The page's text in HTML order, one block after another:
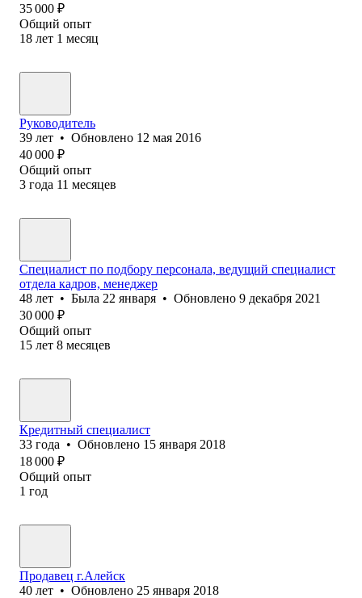
35 000 ₽
Общий опыт
18 лет 1 месяц
Руководитель
39 лет • Обновлено 12 мая 2016
40 000 ₽
Общий опыт
3 года 11 месяцев
Специалист по подбору персонала, ведущий специалист
отдела кадров, менеджер
48 лет • Была 22 января • Обновлено 9 декабря 2021
30 000 ₽
Общий опыт
15 лет 8 месяцев
Кредитный специалист
33 года • Обновлено 15 января 2018
18 000 ₽
Общий опыт
1 год
Продавец г.Алейск
40 лет • Обновлено 25 января 2018